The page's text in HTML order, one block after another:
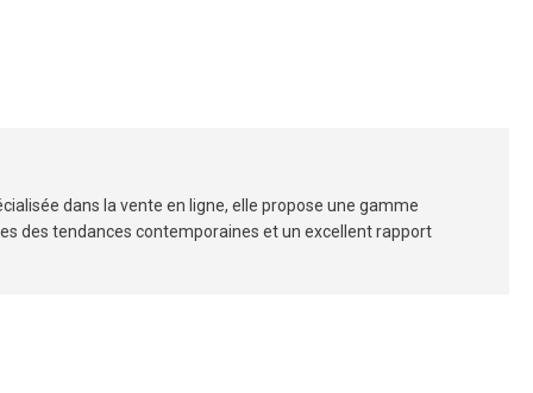
dans la vente en ligne, elle propose une gamme
des tendances contemporaines et un excellent rapport